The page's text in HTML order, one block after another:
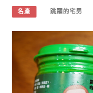
名產 跳躍的宅男